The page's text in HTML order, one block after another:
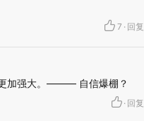
7 · 回复
更加强大。——— 自信爆棚？
· 回复